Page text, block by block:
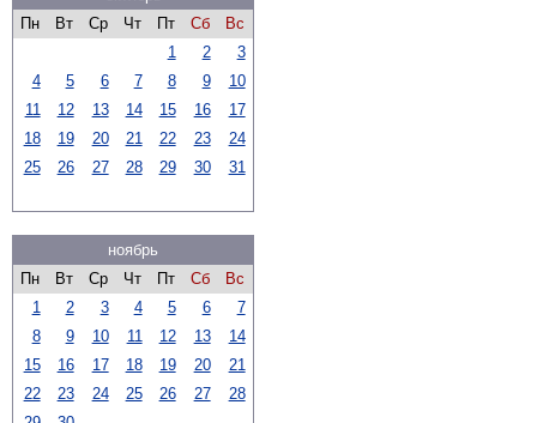
Пн
Вт Ср Чт Пт Сб
Вс
1
2
3
4
5 6 7 8 9
10
11
12 13 14 15 16
17
18
19 20 21 22 23
24
25
26 27 28 29 30 31
ноябрь
Пн
Вт Ср Чт Пт Сб
Вс
1
2 3 4 5 6
7
8
9 10 11 12 13
14
15
16 17 18 19 20
21
22
23 24 25 26 27
28